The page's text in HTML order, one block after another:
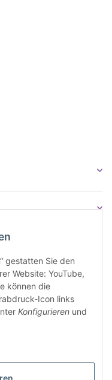
gestatten Sie den
Website: YouTube,
können die
Icon links
Konfigurieren und
inkl.